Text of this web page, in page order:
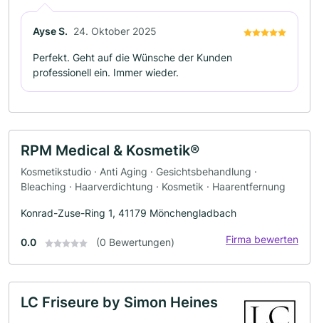
Ayse S. 24. Oktober 2025
Perfekt. Geht auf die Wünsche der Kunden
professionell ein. Immer wieder.
RPM Medical & Kosmetik®
Kosmetikstudio · Anti Aging · Gesichtsbehandlung ·
Bleaching · Haarverdichtung · Kosmetik · Haarentfernung
Konrad-Zuse-Ring 1, 41179 Mönchengladbach
0.0 (0 Bewertungen) Firma bewerten
LC Friseure by Simon Heines